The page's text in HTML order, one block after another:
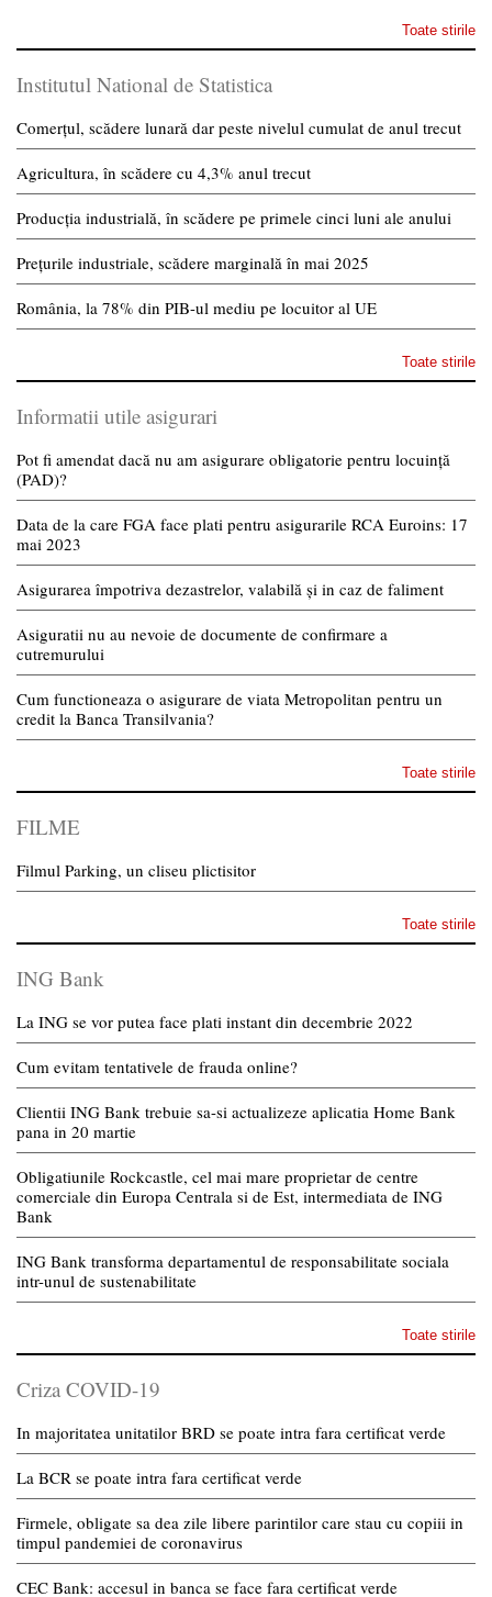
Toate stirile
Institutul National de Statistica
Comerțul, scădere lunară dar peste nivelul cumulat de anul trecut
Agricultura, în scădere cu 4,3% anul trecut
Producția industrială, în scădere pe primele cinci luni ale anului
Prețurile industriale, scădere marginală în mai 2025
România, la 78% din PIB-ul mediu pe locuitor al UE
Toate stirile
Informatii utile asigurari
Pot fi amendat dacă nu am asigurare obligatorie pentru locuință
(PAD)?
Data de la care FGA face plati pentru asigurarile RCA Euroins: 17
mai 2023
Asigurarea împotriva dezastrelor, valabilă și in caz de faliment
Asiguratii nu au nevoie de documente de confirmare a
cutremurului
Cum functioneaza o asigurare de viata Metropolitan pentru un
credit la Banca Transilvania?
Toate stirile
FILME
Filmul Parking, un cliseu plictisitor
Toate stirile
ING Bank
La ING se vor putea face plati instant din decembrie 2022
Cum evitam tentativele de frauda online?
Clientii ING Bank trebuie sa-si actualizeze aplicatia Home Bank
pana in 20 martie
Obligatiunile Rockcastle, cel mai mare proprietar de centre
comerciale din Europa Centrala si de Est, intermediata de ING
Bank
ING Bank transforma departamentul de responsabilitate sociala
intr-unul de sustenabilitate
Toate stirile
Criza COVID-19
In majoritatea unitatilor BRD se poate intra fara certificat verde
La BCR se poate intra fara certificat verde
Firmele, obligate sa dea zile libere parintilor care stau cu copiii in
timpul pandemiei de coronavirus
CEC Bank: accesul in banca se face fara certificat verde